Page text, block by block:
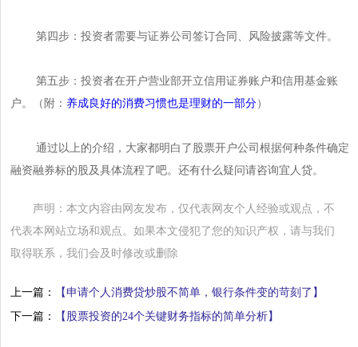
第四步：投资者需要与证券公司签订合同、风险披露等文件。
第五步：投资者在开户营业部开立信用证券账户和信用基金账
户。（附： 养成良好的消费习惯也是理财的一部分）
通过以上的介绍，大家都明白了股票开户公司根据何种条件确定
融资融券标的股及具体流程了吧。还有什么疑问请咨询宜人贷。
声明：本文内容由网友发布，仅代表网友个人经验或观点，不
代表本网站立场和观点。如果本文侵犯了您的知识产权，请与我们
取得联系，我们会及时修改或删除
上一篇：
【申请个人消费贷炒股不简单，银行条件变的苛刻了】
下一篇：
【股票投资的24个关键财务指标的简单分析】